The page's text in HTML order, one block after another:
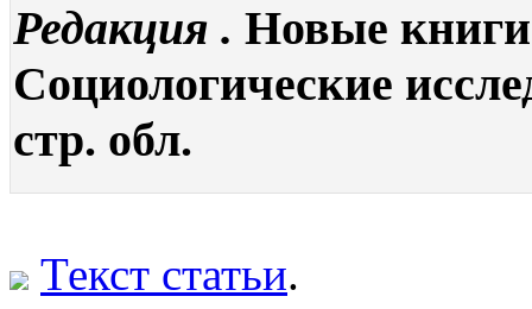
Редакция . Новые
Социологические
стр. обл.
Текст статьи.